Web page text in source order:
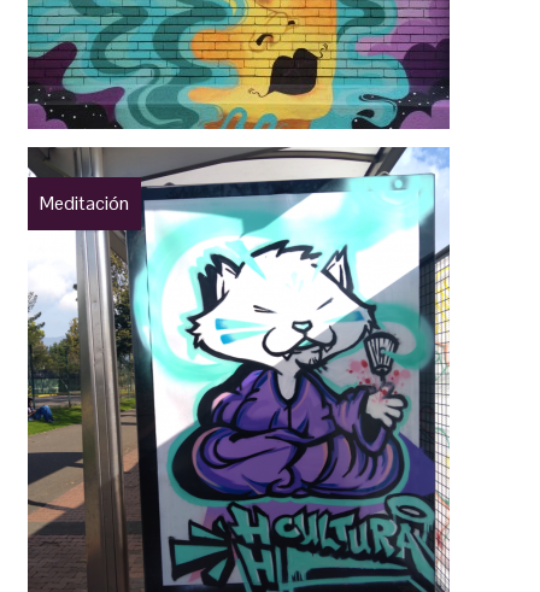
Meditación